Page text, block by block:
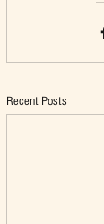
Recent Posts